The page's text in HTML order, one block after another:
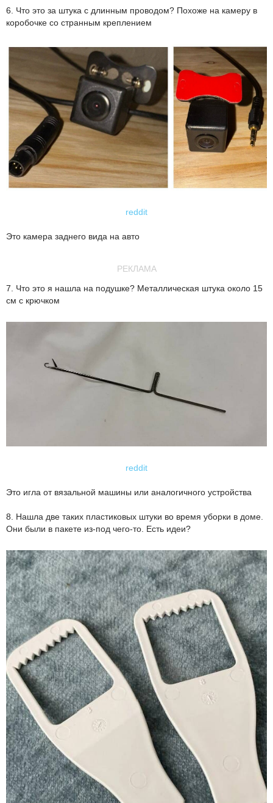
6. Что это за штука с длинным проводом? Похоже на камеру в
коробочке со странным креплением
reddit
Это камера заднего вида на авто
РЕКЛАМА
7. Что это я нашла на подушке? Металлическая штука около 15
см с крючком
reddit
Это игла от вязальной машины или аналогичного устройства
8. Нашла две таких пластиковых штуки во время уборки в доме.
Они были в пакете из-под чего-то. Есть идеи?